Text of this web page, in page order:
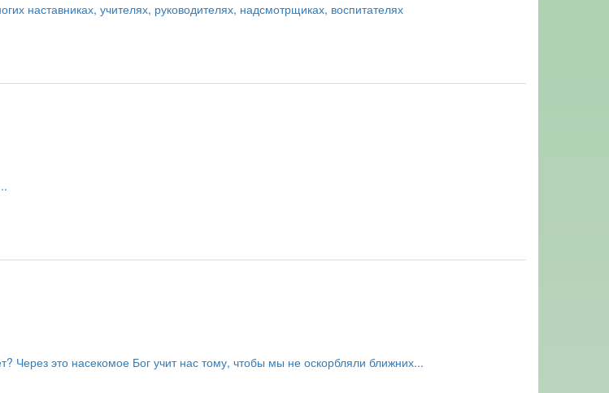
наставниках, учителях, руководителях, надсмотрщиках, воспитателях
Через это насекомое Бог учит нас тому, чтобы мы не оскорбляли ближних...